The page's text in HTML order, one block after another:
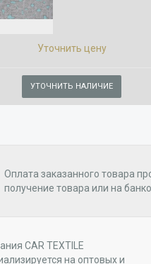
Уточнить цену
УТОЧНИТЬ НАЛИЧИЕ
Оплата заказанного товара
получение товара или на
CAR TEXTILE
на оптовых и